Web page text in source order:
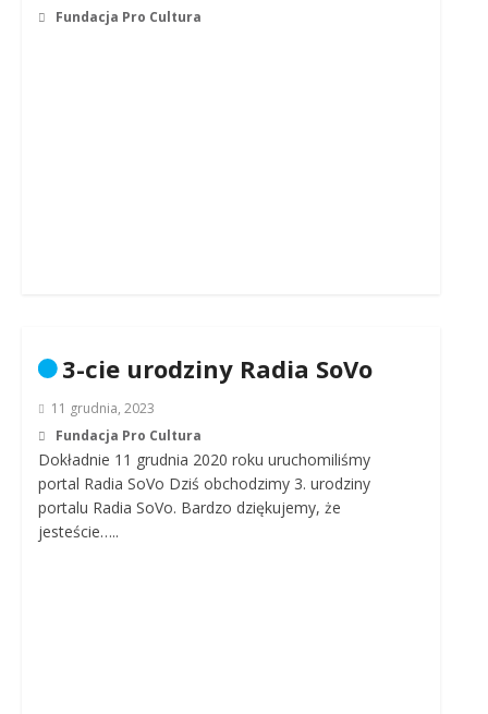
Fundacja Pro Cultura
3-cie urodziny Radia SoVo
11 grudnia, 2023
Fundacja Pro Cultura
Dokładnie 11 grudnia 2020 roku uruchomiliśmy
portal Radia SoVo Dziś obchodzimy 3. urodziny
portalu Radia SoVo. Bardzo dziękujemy, że
jesteście…..